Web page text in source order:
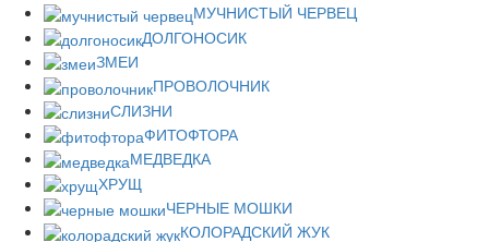
МУЧНИСТЫЙ ЧЕРВЕЦ
ДОЛГОНОСИК
ЗМЕИ
ПРОВОЛОЧНИК
СЛИЗНИ
ФИТОФТОРА
МЕДВЕДКА
ХРУЩ
ЧЕРНЫЕ МОШКИ
КОЛОРАДСКИЙ ЖУК